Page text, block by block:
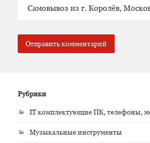
Рубрики
IT комплектующие ПК, телефоны,
Музыкальные инструменты